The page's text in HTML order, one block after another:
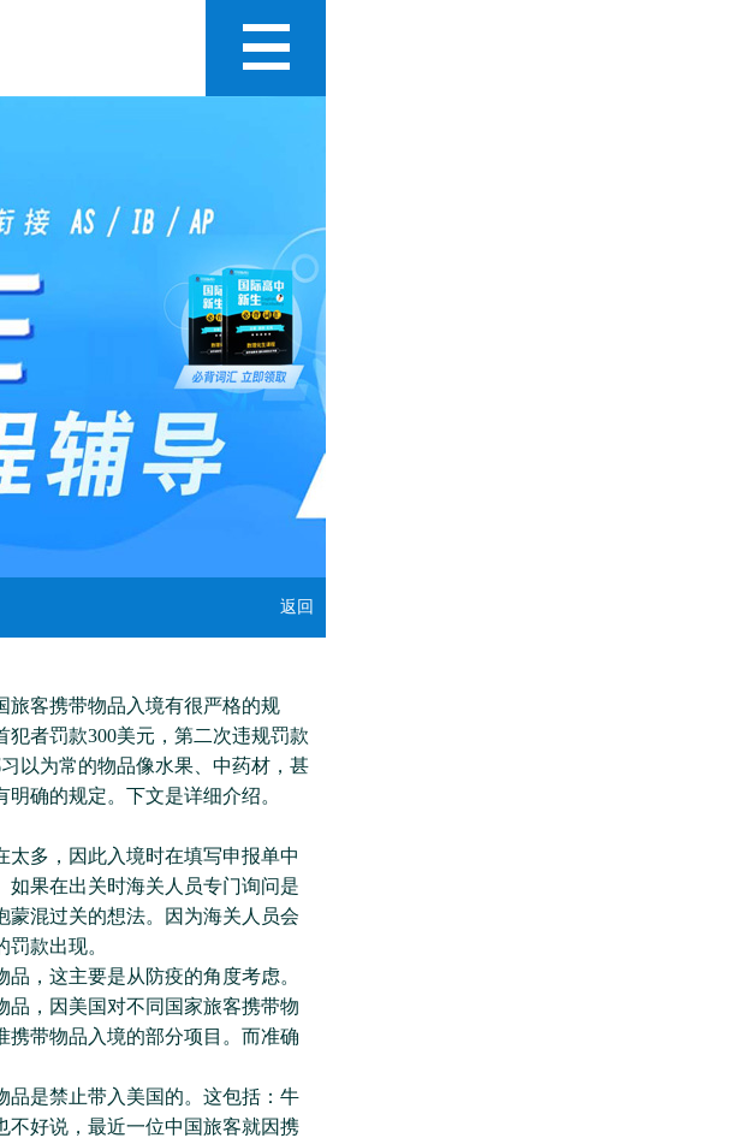
返回
客携带物品入境有很严格的规
者罚款300美元，第二次违规罚款
以为常的物品像水果、中药材，甚
确的规定。下文是详细介绍。
多，因此入境时在填写申报单中
如果在出关时海关人员专门询问是
蒙混过关的想法。因为海关人员会
款出现。
，这主要是从防疫的角度考虑。
品，因美国对不同国家旅客携带物
携带物品入境的部分项目。而准确
是禁止带入美国的。这包括：牛
不好说，最近一位中国旅客就因携